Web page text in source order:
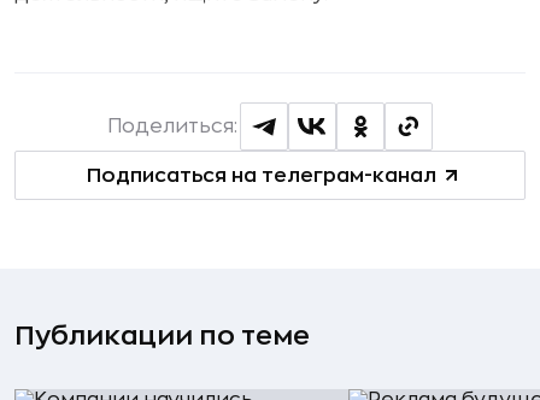
Подписаться на телеграм-канал
Поделиться:
Публикации по теме